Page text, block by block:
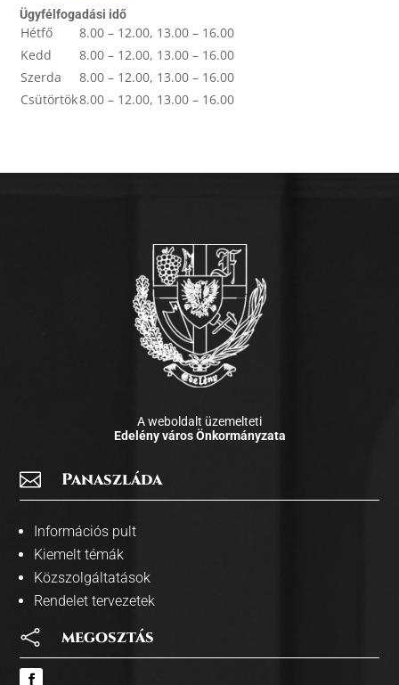
Ügyfélfogadási idő
Hétfő
8.00 – 12.00, 13.00 – 16.00
Kedd
8.00 – 12.00, 13.00 – 16.00
Szerda
8.00 – 12.00, 13.00 – 16.00
Csütörtök8.00 – 12.00, 13.00 – 16.00
A weboldalt üzemelteti
Edelény város Önkormányzata
 Panaszláda
Információs pult
Kiemelt témák
Közszolgáltatások
Rendelet tervezetek
 megosztás